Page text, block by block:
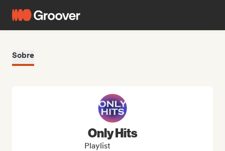
Sobre
Only Hits
Playlist